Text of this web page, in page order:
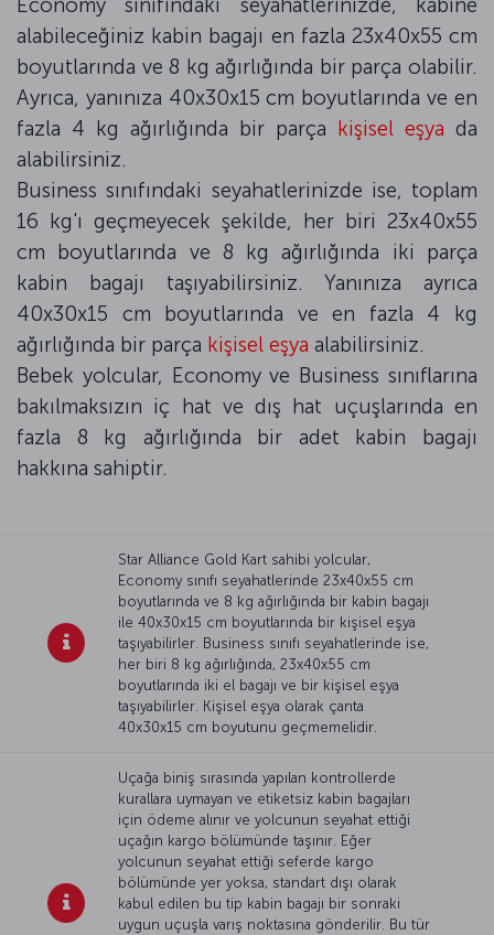
alabileceğiniz kabin bagajı en fazla 23x40x55 cm
boyutlarında ve 8 kg ağırlığında bir parça olabilir.
Ayrıca, yanınıza 40x30x15 cm boyutlarında ve en
fazla 4 kg ağırlığında bir parça kişisel eşya da
alabilirsiniz.
Business sınıfındaki seyahatlerinizde ise, toplam
16 kg'ı geçmeyecek şekilde, her biri 23x40x55
cm boyutlarında ve 8 kg ağırlığında iki parça
kabin bagajı taşıyabilirsiniz. Yanınıza ayrıca
40x30x15 cm boyutlarında ve en fazla 4 kg
ağırlığında bir parça kişisel eşya alabilirsiniz.
Bebek yolcular, Economy ve Business sınıflarına
bakılmaksızın iç hat ve dış hat uçuşlarında en
fazla 8 kg ağırlığında bir adet kabin bagajı
hakkına sahiptir.
Star Alliance Gold Kart sahibi yolcular,
Economy sınıfı seyahatlerinde 23x40x55 cm
boyutlarında ve 8 kg ağırlığında bir kabin bagajı
ile 40x30x15 cm boyutlarında bir kişisel eşya
taşıyabilirler. Business sınıfı seyahatlerinde ise,
her biri 8 kg ağırlığında, 23x40x55 cm
boyutlarında iki el bagajı ve bir kişisel eşya
taşıyabilirler. Kişisel eşya olarak çanta
40x30x15 cm boyutunu geçmemelidir.
Uçağa biniş sırasında yapılan kontrollerde
kurallara uymayan ve etiketsiz kabin bagajları
için ödeme alınır ve yolcunun seyahat ettiği
uçağın kargo bölümünde taşınır. Eğer
yolcunun seyahat ettiği seferde kargo
bölümünde yer yoksa, standart dışı olarak
kabul edilen bu tip kabin bagajı bir sonraki
uygun uçuşla varış noktasına gönderilir. Bu tür